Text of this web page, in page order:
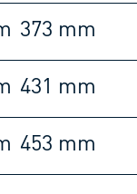
373 mm
431 mm
453 mm